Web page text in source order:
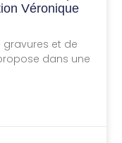
Véronique
et de
dans une